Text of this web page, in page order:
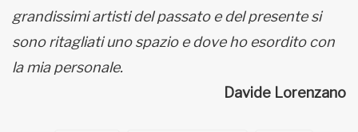
grandissimi artisti del passato e del presente si
sono ritagliati uno spazio e dove ho esordito con
la mia personale.
Davide Lorenzano